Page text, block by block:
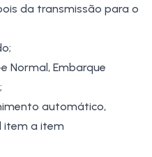
da transmissão para o
Normal, Embarque
;
automático,
item a item